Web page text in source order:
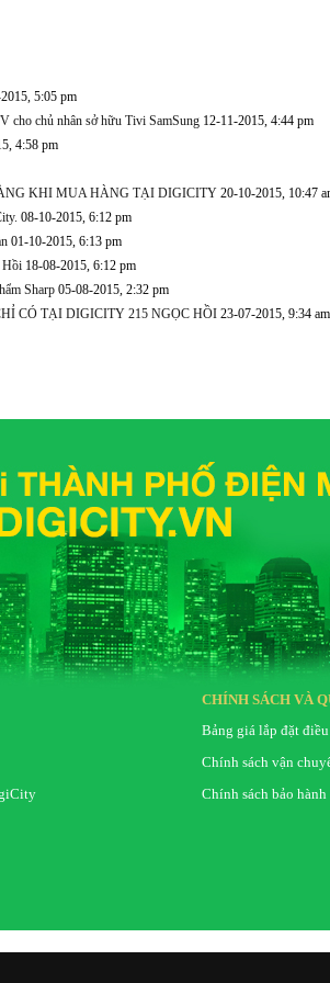
5:05 pm
cho chủ nhân sở hữu Tivi SamSung 12-11-2015, 4:44 pm
4:58 pm
KHI MUA HÀNG TẠI DIGICITY 20-10-2015, 10:47
08-10-2015, 6:12 pm
01-10-2015, 6:13 pm
Hồi 18-08-2015, 6:12 pm
Sharp 05-08-2015, 2:32 pm
CÓ TẠI DIGICITY 215 NGỌC HỒI 23-07-2015, 9:34 am
CHÍNH SÁCH VÀ
Bảng giá lắp đặt
Chính sách vận
Chính sách bảo hành